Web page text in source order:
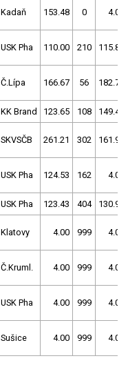
Kadaň 153.48 0 4.00
USK Pha 110.00 210 115.85
Č.Lípa 166.67 56 182.79
KK Brand 123.65 108 149.42
SKVSČB 261.21 302 161.93
USK Pha 124.53 162 4.00
USK Pha 123.43 404 130.92
Klatovy 4.00 999 4.00
Č.Kruml. 4.00 999 4.00
USK Pha 4.00 999 4.00
Sušice 4.00 999 4.00